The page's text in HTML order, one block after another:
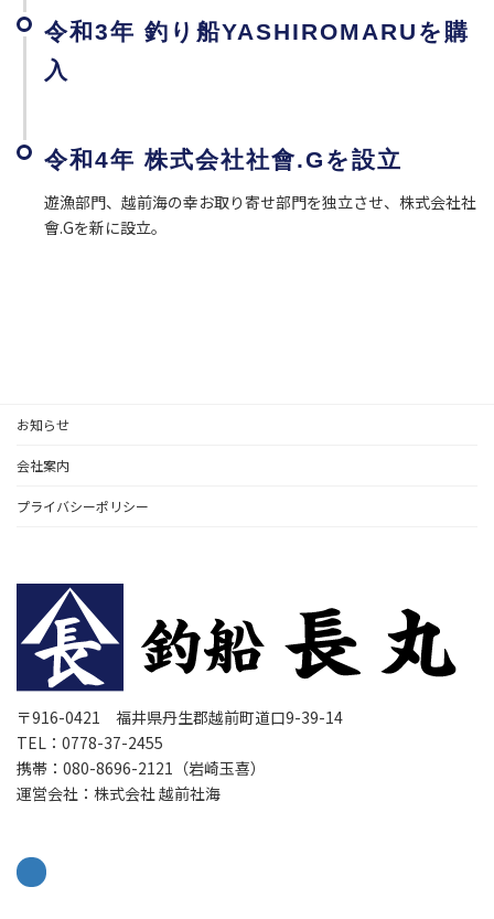
令和3年 釣り船YASHIROMARUを購
入
令和4年 株式会社社會.Gを設立
遊漁部門、越前海の幸お取り寄せ部門を独立させ、株式会社社
會.Gを新に設立。
お知らせ
会社案内
プライバシーポリシー
〒916-0421 福井県丹生郡越前町道口9-39-14
TEL：0778-37-2455
携帯：080-8696-2121（岩崎玉喜）
運営会社：株式会社 越前社海